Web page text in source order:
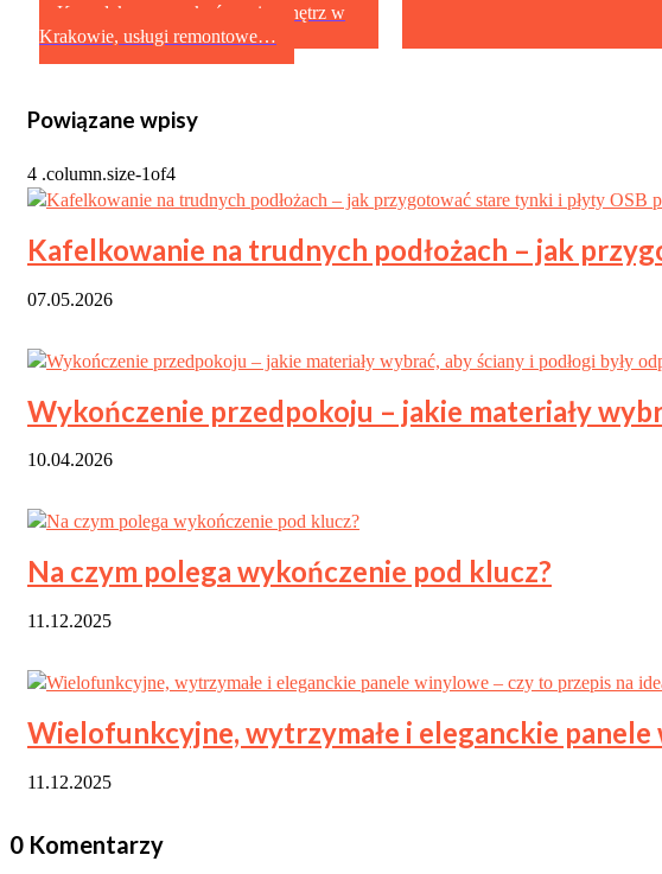
Kompleksowe wykończenia wnętrz w
Krakowie, usługi remontowe…
Powiązane wpisy
Kafelkowanie na trudnych podłożach – jak
07.05.2026
Wykończenie przedpokoju – jakie materiały
10.04.2026
Na czym polega wykończenie pod klucz?
11.12.2025
Wielofunkcyjne, wytrzymałe i eleganckie panele
11.12.2025
0 Komentarzy